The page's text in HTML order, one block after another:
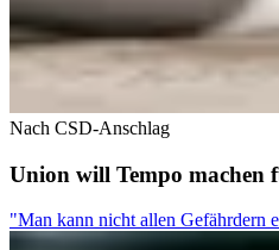
Nach CSD-Anschlag
Union will Tempo machen
"Man kann nicht allen Gefährdern